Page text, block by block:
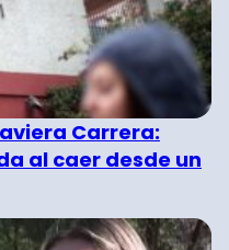
Carrera:
al caer desde un